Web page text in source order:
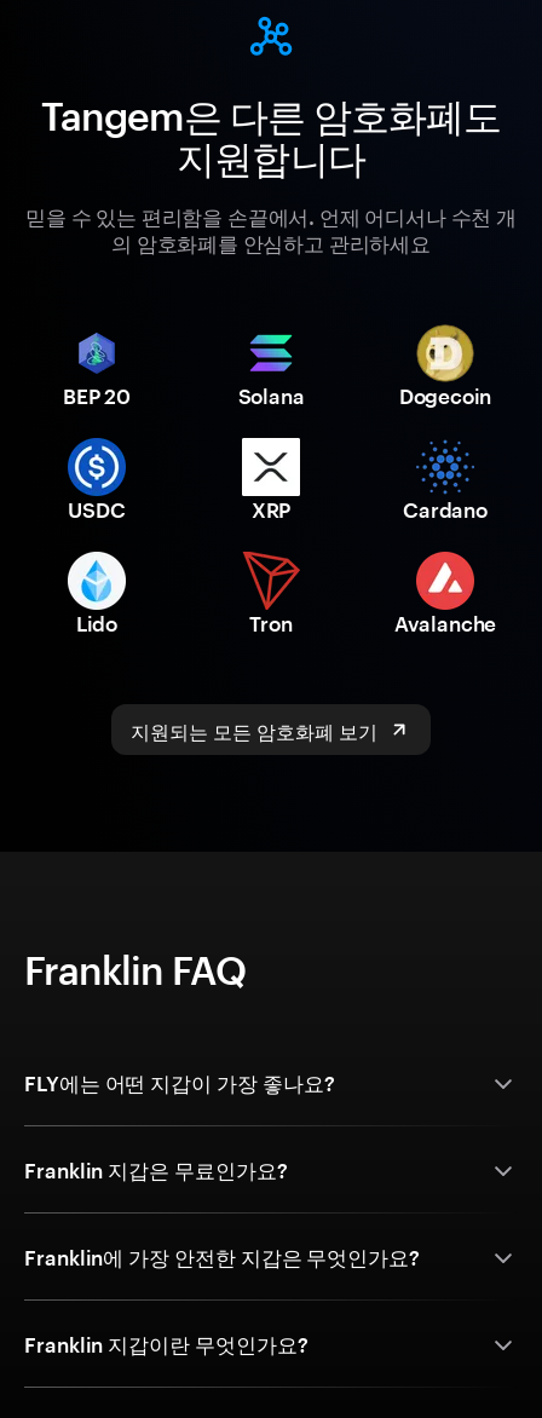
Tangem은 다른 암호화폐도
지원합니다
믿을 수 있는 편리함을 손끝에서. 언제 어디서나 수천 개
의 암호화폐를 안심하고 관리하세요
BEP 20 Solana Dogecoin
USDC XRP Cardano
Lido Tron Avalanche
지원되는 모든 암호화폐 보기
Franklin FAQ
FLY에는 어떤 지갑이 가장 좋나요?
Franklin 지갑은 무료인가요?
Franklin에 가장 안전한 지갑은 무엇인가요?
Franklin 지갑이란 무엇인가요?